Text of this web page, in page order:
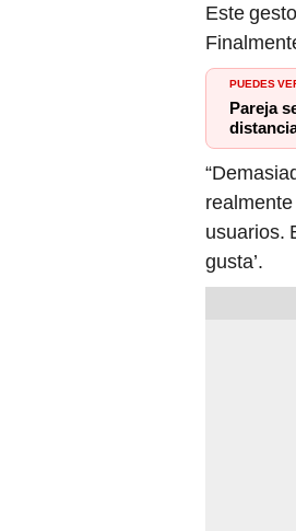
Este
PUEDES
Pareja
usuarios.
gusta’.